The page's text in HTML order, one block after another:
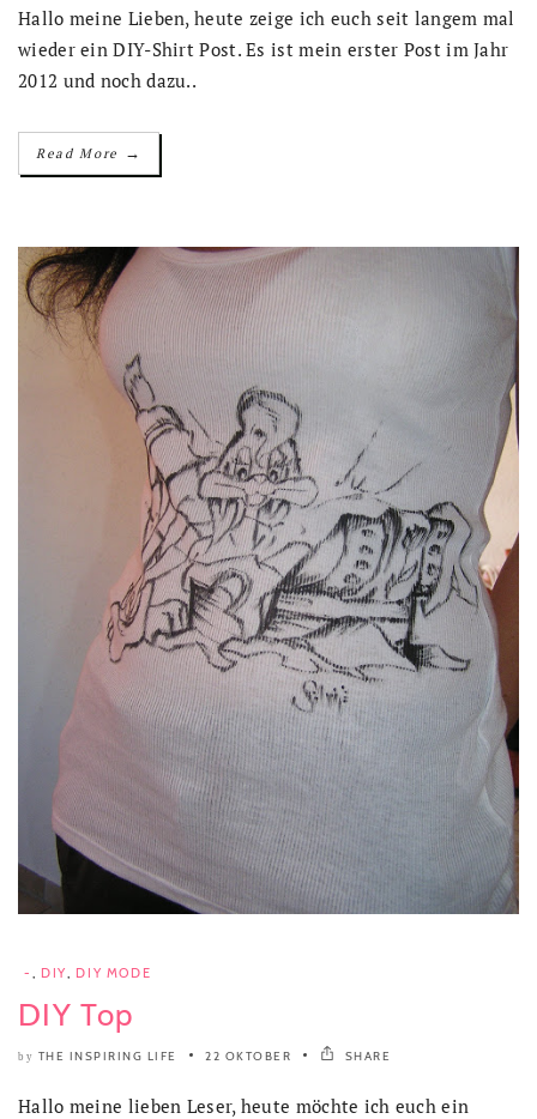
Hallo meine Lieben, heute zeige ich euch seit langem mal
wieder ein DIY-Shirt Post. Es ist mein erster Post im Jahr
2012 und noch dazu..
Read More →
- , DIY, DIY MODE
DIY Top
by THE INSPIRING LIFE 22 OKTOBER SHARE
Hallo meine lieben Leser, heute möchte ich euch ein